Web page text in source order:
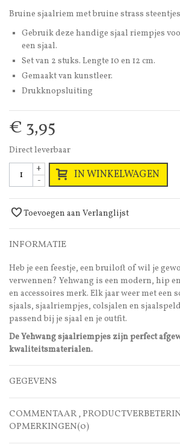
Bruine sjaalriem met bruine strass
Gebruik deze handige sjaal riempjes
een sjaal.
Set van 2 stuks. Lengte 10 en 12 cm.
Gemaakt van kunstleer.
Drukknopsluiting
€ 3,95
Direct leverbaar
-
+ IN WINKELWAGEN
Toevoegen aan Verlanglijst
INFORMATIE
Heb je een feestje, een bruiloft of wil je
verwennen? Yehwang is een modern, hip
en accessoires merk. Elk jaar weer met een
sjaals, sjaalriempjes, colsjalen en
passend bij je sjaal en je outfit.
De Yehwang sjaalriempjes zijn perfect
kwaliteitsmaterialen.
GEGEVENS
COMMENTAAR ,
OPMERKINGEN(0)